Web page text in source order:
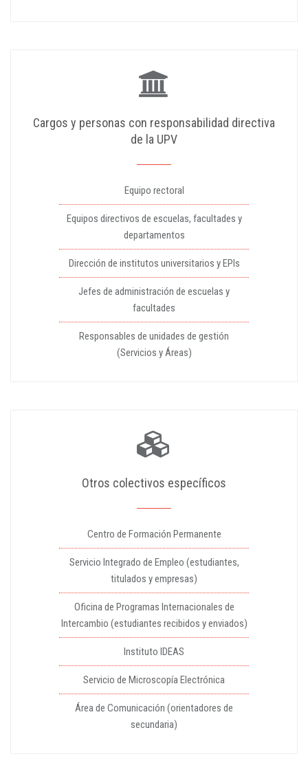
Cargos y personas con responsabilidad directiva
de la UPV
Equipo rectoral
Equipos directivos de escuelas, facultades y
departamentos
Dirección de institutos universitarios y EPIs
Jefes de administración de escuelas y
facultades
Responsables de unidades de gestión
(Servicios y Áreas)
Otros colectivos específicos
Centro de Formación Permanente
Servicio Integrado de Empleo (estudiantes,
titulados y empresas)
Oficina de Programas Internacionales de
Intercambio (estudiantes recibidos y enviados)
Instituto IDEAS
Servicio de Microscopía Electrónica
Área de Comunicación (orientadores de
secundaria)